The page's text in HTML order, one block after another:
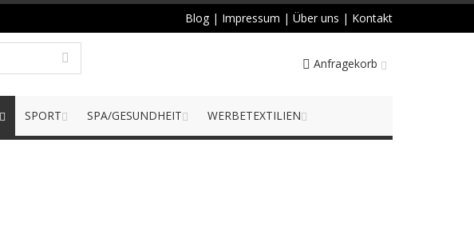
Blog | Impressum | Über uns | Kontakt
Anfragekorb
SPORT SPA/GESUNDHEIT WERBETEXTILIEN